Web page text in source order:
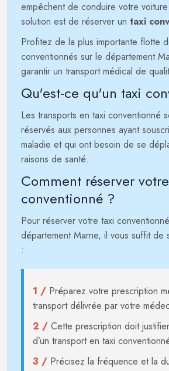
empêchent de conduire votre
solution est de réserver un taxi
Profitez de la plus importante flotte
conventionnés sur le département
garantir un transport médical de
Qu'est-ce qu'un taxi
Les transports en taxi conventionné
réservés aux personnes ayant
maladie et qui ont besoin de se
raisons de santé.
Comment réserver
conventionné ?
Pour réserver votre taxi
département Marne, il vous suffit de
:
1 / Préparez votre prescription
transport délivrée par votre
2 / Cette prescription doit
d’un transport en taxi
3 / Précisez la fréquence et la